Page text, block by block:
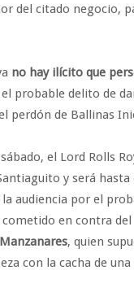
del citado negocio,
no hay ilícito que
probable delito de
perdón de Ballinas
el Lord Rolls
y será
la audiencia por el
cometido en contra del
, quien
con la cacha de